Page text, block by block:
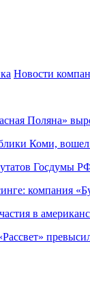
Новости
Поляна»
Коми, вошел
Госдумы
компания
в